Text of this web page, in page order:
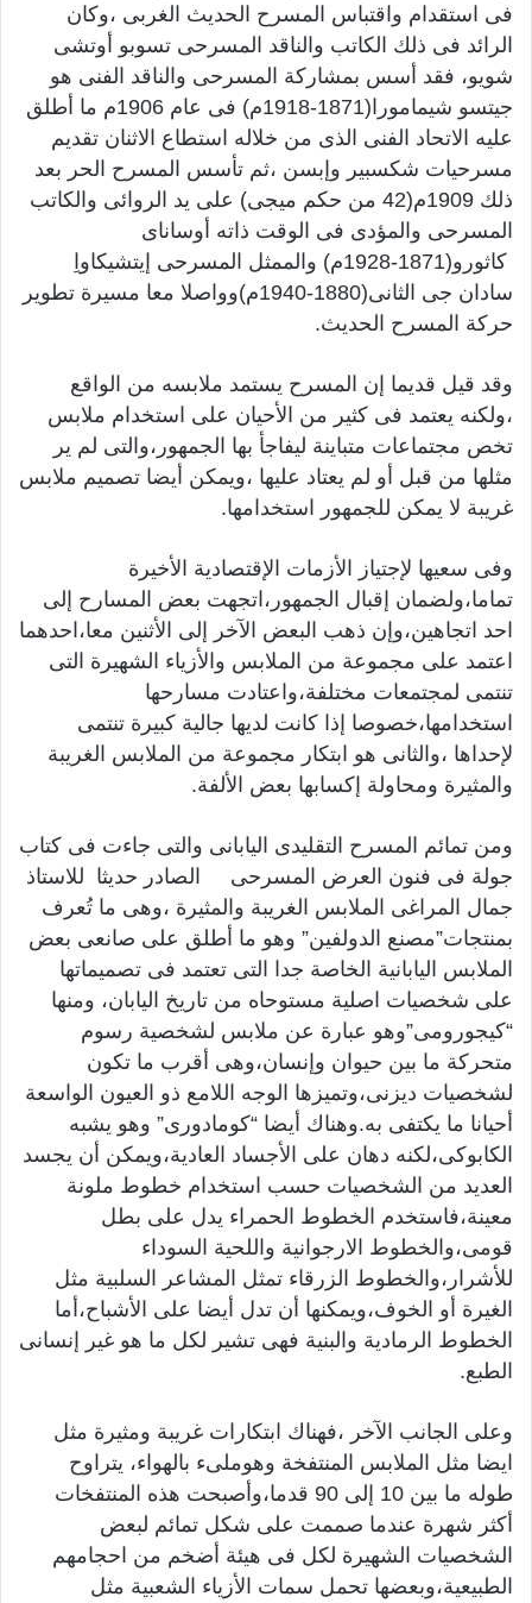
فى استقدام واقتباس المسرح الحديث الغربى ،وكان
الرائد فى ذلك الكاتب والناقد المسرحى تسوبو أوتشى
شويو، فقد أسس بمشاركة المسرحى والناقد الفنى هو
جيتسو شيمامورا(1871-1918م) فى عام 1906م ما أطلق
عليه الاتحاد الفنى الذى من خلاله استطاع الاثنان تقديم
مسرحيات شكسبير وإبسن ،ثم تأسس المسرح الحر بعد
ذلك 1909م(42 من حكم ميجى) على يد الروائى والكاتب
المسرحى والمؤدى فى الوقت ذاته أوساناى
كاثورو(1871-1928م) والممثل المسرحى إيتشيكاواِ
سادان جى الثانى(1880-1940م)وواصلا معا مسيرة تطوير
حركة المسرح الحديث.
وقد قيل قديما إن المسرح يستمد ملابسه من الواقع
،ولكنه يعتمد فى كثير من الأحيان على استخدام ملابس
تخص مجتماعات متباينة ليفاجأ بها الجمهور،والتى لم ير
مثلها من قبل أو لم يعتاد عليها ،ويمكن أيضا تصميم ملابس
غريبة لا يمكن للجمهور استخدامها.
وفى سعيها لإجتياز الأزمات الإقتصادية الأخيرة
تماما،ولضمان إقبال الجمهور،اتجهت بعض المسارح إلى
احد اتجاهين،وإن ذهب البعض الآخر إلى الأثنين معا،احدهما
اعتمد على مجموعة من الملابس والأزياء الشهيرة التى
تنتمى لمجتمعات مختلفة،واعتادت مسارحها
استخدامها،خصوصا إذا كانت لديها جالية كبيرة تنتمى
لإحداها ،والثانى هو ابتكار مجموعة من الملابس الغريبة
والمثيرة ومحاولة إكسابها بعض الألفة.
ومن تمائم المسرح التقليدى اليابانى والتى جاءت فى كتاب
جولة فى فنون العرض المسرحى الصادر حديثا للاستاذ
جمال المراغى الملابس الغريبة والمثيرة ،وهى ما تُعرف
بمنتجات”مصنع الدولفين” وهو ما أطلق على صانعى بعض
الملابس اليابانية الخاصة جدا التى تعتمد فى تصميماتها
على شخصيات اصلية مستوحاه من تاريخ اليابان، ومنها
“كيجورومى”وهو عبارة عن ملابس لشخصية رسوم
متحركة ما بين حيوان وإنسان،وهى أقرب ما تكون
لشخصيات ديزنى،وتميزها الوجه اللامع ذو العيون الواسعة
أحيانا ما يكتفى به.وهناك أيضا “كومادورى” وهو يشبه
الكابوكى،لكنه دهان على الأجساد العادية،ويمكن أن يجسد
العديد من الشخصيات حسب استخدام خطوط ملونة
معينة،فاستخدم الخطوط الحمراء يدل على بطل
قومى،والخطوط الارجوانية واللحية السوداء
للأشرار،والخطوط الزرقاء تمثل المشاعر السلبية مثل
الغيرة أو الخوف،ويمكنها أن تدل أيضا على الأشباح،أما
الخطوط الرمادية والبنية فهى تشير لكل ما هو غير إنسانى
الطبع.
وعلى الجانب الآخر ،فهناك ابتكارات غريبة ومثيرة مثل
ايضا مثل الملابس المنتفخة وهوملىء بالهواء، يتراوح
طوله ما بين 10 إلى 90 قدما،وأصبحت هذه المنتفخات
أكثر شهرة عندما صممت على شكل تمائم لبعض
الشخصيات الشهيرة لكل فى هيئة أضخم من احجامهم
الطبيعية،وبعضها تحمل سمات الأزياء الشعبية مثل